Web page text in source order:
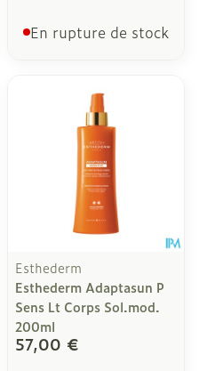
En rupture de stock
Esthederm
Esthederm Adaptasun P
Sens Lt Corps Sol.mod.
200ml
57,00 €